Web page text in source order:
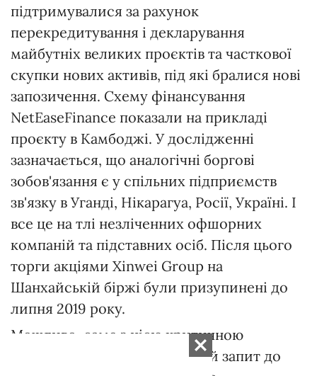
підтримувалися за рахунок
перекредитування і декларування
майбутніх великих проєктів та часткової
скупки нових активів, під які бралися нові
запозичення. Схему фінансування
NetEaseFinance показали на прикладі
проєкту в Камбоджі. У дослідженні
зазначається, що аналогічні боргові
зобов'язання є у спільних підприємств
зв'язку в Уганді, Нікарагуа, Росії, Україні. І
все це на тлі незліченних офшорних
компаній та підставних осіб. Після цього
торги акціями Xinwei Group на
Шанхайській біржі були призупинені до
липня 2019 року.
Можливо, саме з цією критичною
ситуацією пов'язаний перший запит до